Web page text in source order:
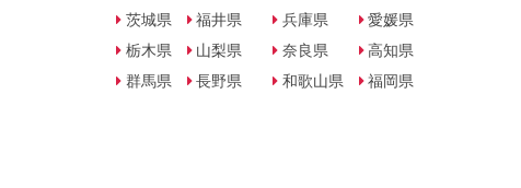
茨城県
栃木県
群馬県
福井県
山梨県
長野県
兵庫県
奈良県
和歌山県
愛媛県
高知県
福岡県